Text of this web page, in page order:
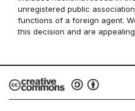
unregistered public
functions of a foreign agent.
this decision and are